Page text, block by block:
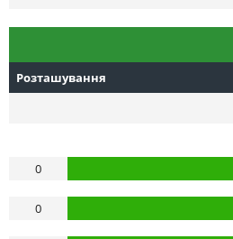
Розташування
0
0